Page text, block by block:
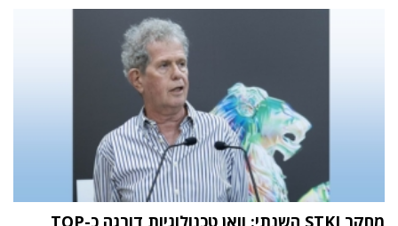
מחקר STKI השנתי: וואן טכנולוגיות דורגה כ-TOP